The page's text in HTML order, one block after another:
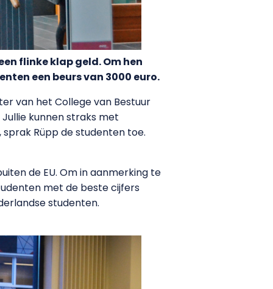
flinke klap geld. Om hen
een beurs van 3000 euro.
van het College van Bestuur
kunnen straks met
Rüpp de studenten toe.
de EU. Om in aanmerking te
met de beste cijfers
studenten.